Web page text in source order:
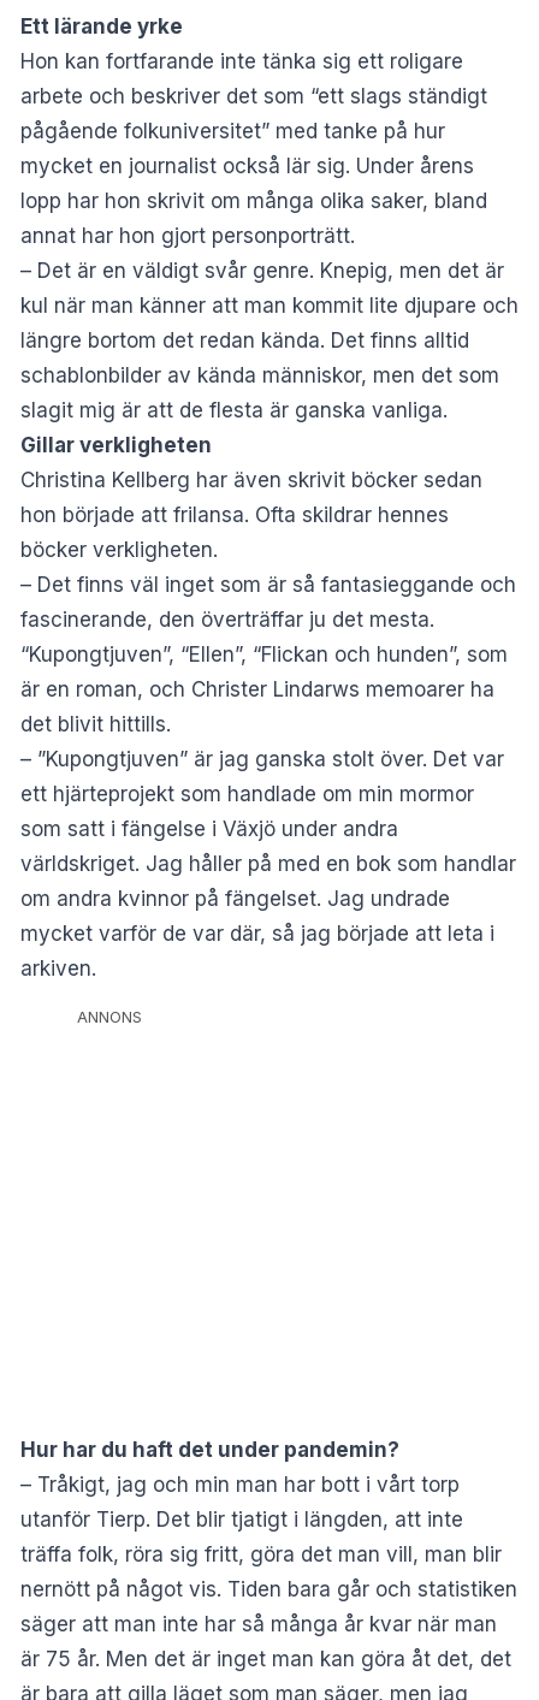
Ett lärande yrke
Hon kan fortfarande inte tänka sig ett roligare
arbete och beskriver det som “ett slags ständigt
pågående folkuniversitet” med tanke på hur
mycket en journalist också lär sig. Under årens
lopp har hon skrivit om många olika saker, bland
annat har hon gjort personporträtt.
– Det är en väldigt svår genre. Knepig, men det är
kul när man känner att man kommit lite djupare och
längre bortom det redan kända. Det finns alltid
schablonbilder av kända människor, men det som
slagit mig är att de flesta är ganska vanliga.
Gillar verkligheten
Christina Kellberg har även skrivit böcker sedan
hon började att frilansa. Ofta skildrar hennes
böcker verkligheten.
– Det finns väl inget som är så fantasieggande och
fascinerande, den överträffar ju det mesta.
“Kupongtjuven”, “Ellen”, “Flickan och hunden”, som
är en roman, och Christer Lindarws memoarer ha
det blivit hittills.
– ”Kupongtjuven” är jag ganska stolt över. Det var
ett hjärteprojekt som handlade om min mormor
som satt i fängelse i Växjö under andra
världskriget. Jag håller på med en bok som handlar
om andra kvinnor på fängelset. Jag undrade
mycket varför de var där, så jag började att leta i
arkiven.
ANNONS
Hur har du haft det under pandemin?
– Tråkigt, jag och min man har bott i vårt torp
utanför Tierp. Det blir tjatigt i längden, att inte
träffa folk, röra sig fritt, göra det man vill, man blir
nernött på något vis. Tiden bara går och statistiken
säger att man inte har så många år kvar när man
är 75 år. Men det är inget man kan göra åt det, det
är bara att gilla läget som man säger, men jag